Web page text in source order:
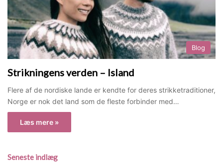
Blog
Strikningens verden – Island
Flere af de nordiske lande er kendte for deres strikketraditioner,
Norge er nok det land som de fleste forbinder med…
Læs mere »
Seneste indlæg